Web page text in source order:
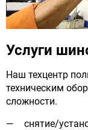
Услуги
Наш техцентр
техническим
сложности.
снятие/